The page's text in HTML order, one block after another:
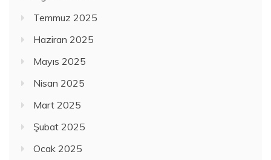
Temmuz 2025
Haziran 2025
Mayıs 2025
Nisan 2025
Mart 2025
Şubat 2025
Ocak 2025